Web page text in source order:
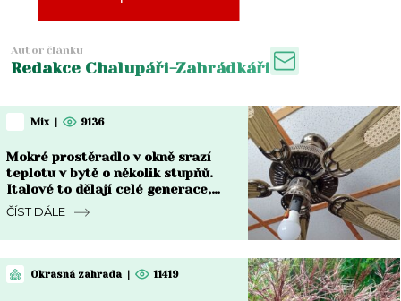
Autor článku
Redakce Chalupáři-Zahrádkáři
Mix | 9136
Mokré prostěradlo v okně srazí
teplotu v bytě o několik stupňů.
Italové to dělají celé generace,
Češi to teprve objevují
ČÍST DÁLE
Okrasná zahrada | 11419